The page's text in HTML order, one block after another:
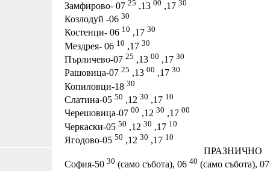
Замфирово- 07 25 ,13 00 ,17 30
Козлодуй -06 30
Костенци- 06 10 ,17 30
Мездрея- 06 10 ,17 30
Пърличево-07 25 ,13 00 ,17 30
Рашовица-07 25 ,13 00 ,17 30
Копиловци-18 30
Слатина-05 50 ,12 30 ,17 10
Черешовица-07 00 ,12 30 ,17 00
Черкаски-05 50 ,12 30 ,17 10
Ягодово-05 50 ,12 30 ,17 10
ПРАЗНИЧНО
София-50 30 (само събота), 06 40 (само събота),